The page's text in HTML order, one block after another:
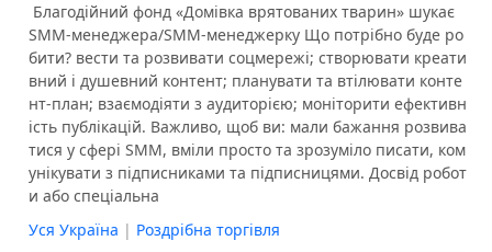
​​​️ Благодійний фонд «Домівка врятованих тварин» шукає
SMM-менеджера/SMM-менеджерку Що потрібно буде ро
бити? вести та розвивати соцмережі; створювати креати
вний і душевний контент; планувати та втілювати конте
нт-план; взаємодіяти з аудиторією; моніторити ефективн
ість публікацій. Важливо, щоб ви: мали бажання розвива
тися у сфері SMM, вміли просто та зрозуміло писати, ком
унікувати з підписниками та підписницями. Досвід робот
и або спеціальна
Уся Україна | Роздрібна торгівля